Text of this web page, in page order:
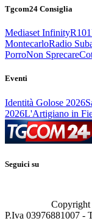
Tgcom24 Consiglia
Mediaset InfinityR101
MontecarloRadio
PorroNon Sprecare
Eventi
Identità Golose 2026
2026L'Artigiano in
Seguici su
P.Iva 03976881007 -